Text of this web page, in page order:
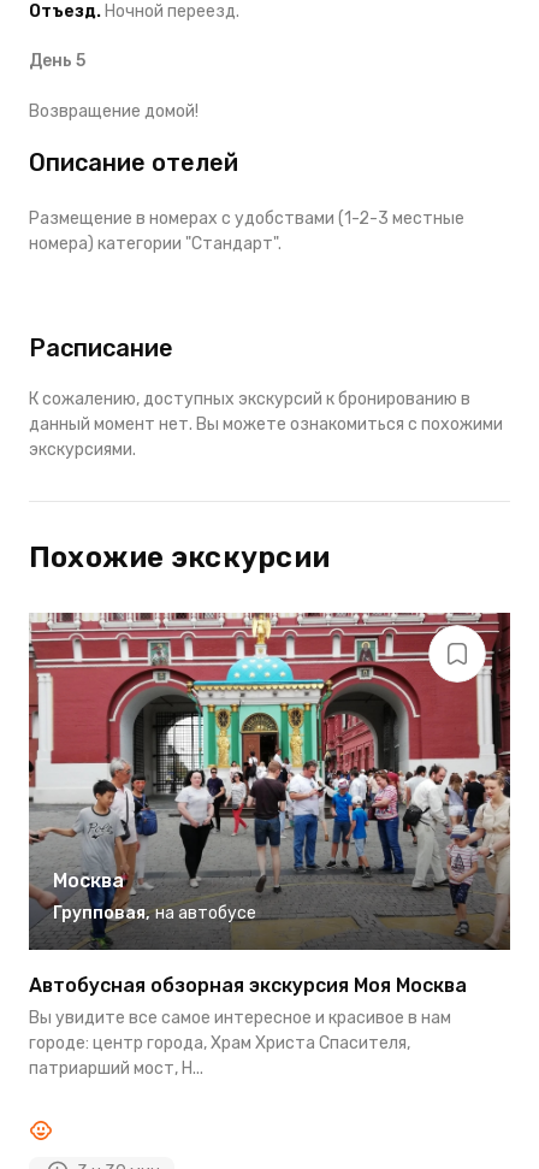
Отъезд. Ночной переезд.
День 5
Возвращение домой!
Описание отелей
Размещение в номерах с удобствами (1-2-3 местные
номера) категории "Стандарт".
Расписание
К сожалению, доступных экскурсий к бронированию в
данный момент нет. Вы можете ознакомиться с похожими
экскурсиями.
Похожие экскурсии
Москва
Групповая, на автобусе
Автобусная обзорная экскурсия Моя Москва
Вы увидите все самое интересное и красивое в нам
городе: центр города, Храм Христа Спасителя,
патриарший мост, Н...